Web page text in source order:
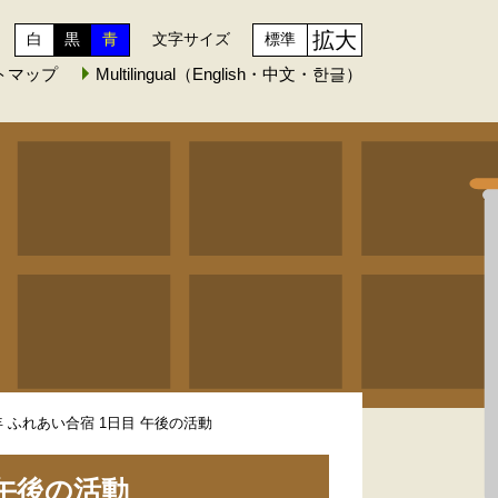
白 黒 青 文字サイズ 標準 拡大
マップ Multilingual（English・中文・한글）
ふれあい合宿 1日目 午後の活動
後の活動